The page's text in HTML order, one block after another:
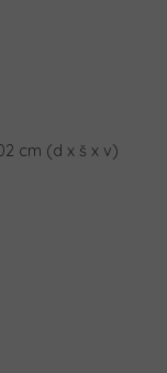
cm (d x š x v)